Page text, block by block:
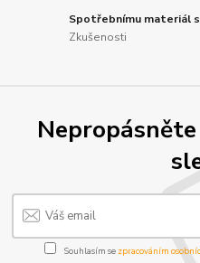
Spotřebnímu materiál
Zkušenosti
Souhlasím se zpracováním